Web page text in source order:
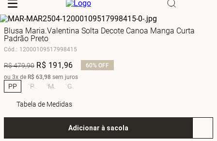
Blusa Maria.Valentina Solta Decote Canoa Manga Curta
Padrão Preto
Cód.: 12000109517998415
R$479,90 R$ 191 ,96 60% OFF
ou 3x de R$ 63,98 sem juros
PP P M G
Tabela de Medidas
Adicionar à sacola